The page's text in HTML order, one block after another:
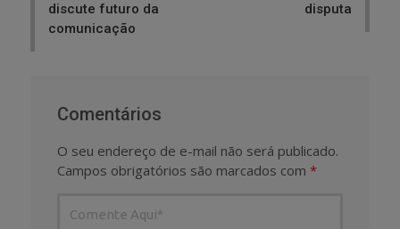
discute futuro da
comunicação
disputa
Comentários
O seu endereço de e-mail não será publicado.
Campos obrigatórios são marcados com *